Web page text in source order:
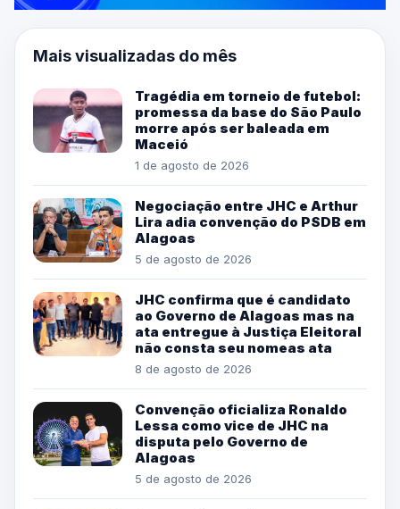
Mais visualizadas do mês
Tragédia em torneio de futebol:
promessa da base do São Paulo
morre após ser baleada em
Maceió
1 de agosto de 2026
Negociação entre JHC e Arthur
Lira adia convenção do PSDB em
Alagoas
5 de agosto de 2026
JHC confirma que é candidato
ao Governo de Alagoas mas na
ata entregue à Justiça Eleitoral
não consta seu nomeas ata
8 de agosto de 2026
Convenção oficializa Ronaldo
Lessa como vice de JHC na
disputa pelo Governo de
Alagoas
5 de agosto de 2026